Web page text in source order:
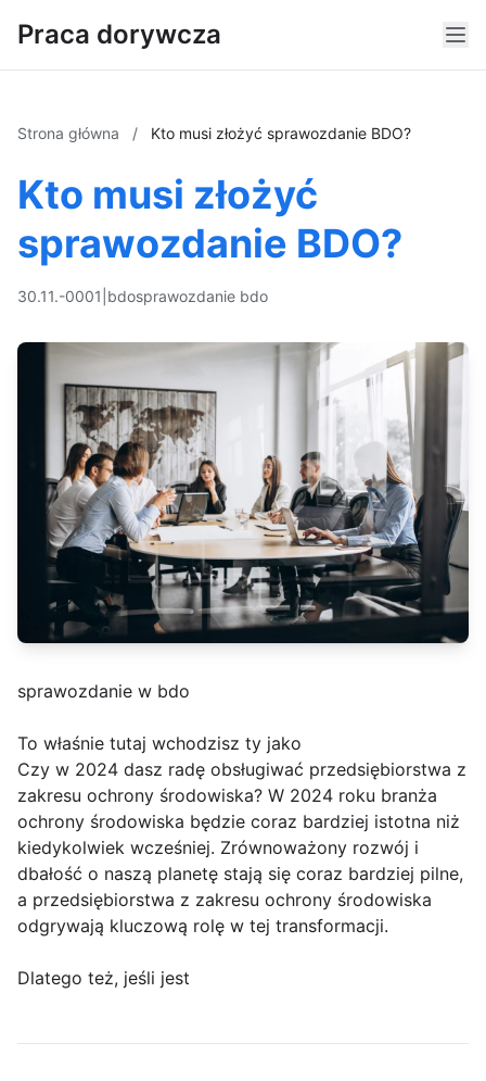
Praca dorywcza
Strona główna / Kto musi złożyć sprawozdanie BDO?
Kto musi złożyć
sprawozdanie BDO?
30.11.-0001 bdosprawozdanie bdo
sprawozdanie w bdo
To właśnie tutaj wchodzisz ty jako
Czy w 2024 dasz radę obsługiwać przedsiębiorstwa z
zakresu ochrony środowiska? W 2024 roku branża
ochrony środowiska będzie coraz bardziej istotna niż
kiedykolwiek wcześniej. Zrównoważony rozwój i
dbałość o naszą planetę stają się coraz bardziej pilne,
a przedsiębiorstwa z zakresu ochrony środowiska
odgrywają kluczową rolę w tej transformacji.
Dlatego też, jeśli jest